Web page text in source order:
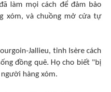
làm mọi cách để đảm bảo
xóm, và chuồng mở cửa tự
Jallieu, tỉnh Isère cách
đồng quê. Họ cho biết "bị
hàng xóm.